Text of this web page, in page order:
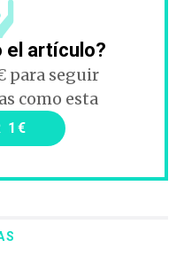
el artículo?
para seguir
como esta
1€